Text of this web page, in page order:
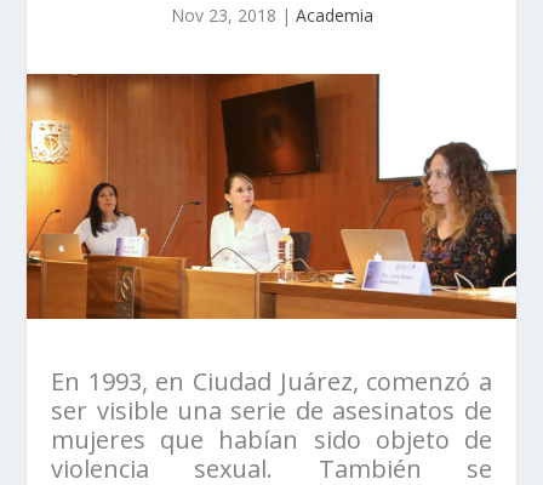
Nov 23, 2018 | Academia
En 1993, en Ciudad Juárez, comenzó a
ser visible una serie de asesinatos de
mujeres que habían sido objeto de
violencia sexual. También se